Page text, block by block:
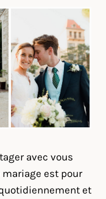
avec vous
est pour
et